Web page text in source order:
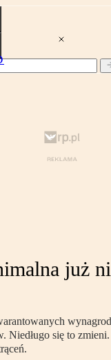
już
Niedługo się to